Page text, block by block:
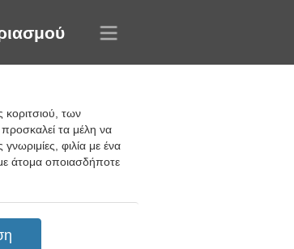
κοριτσιού, των
τα μέλη να
φιλία με ένα
άτομα οποιασδήποτε